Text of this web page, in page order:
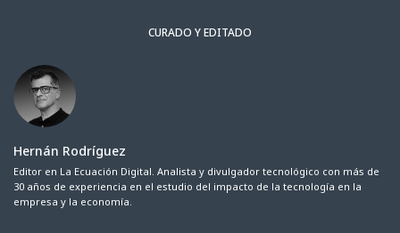
CURADO Y EDITADO
Hernán Rodríguez
Editor en La Ecuación Digital. Analista y divulgador tecnológico con más de
30 años de experiencia en el estudio del impacto de la tecnología en la
empresa y la economía.